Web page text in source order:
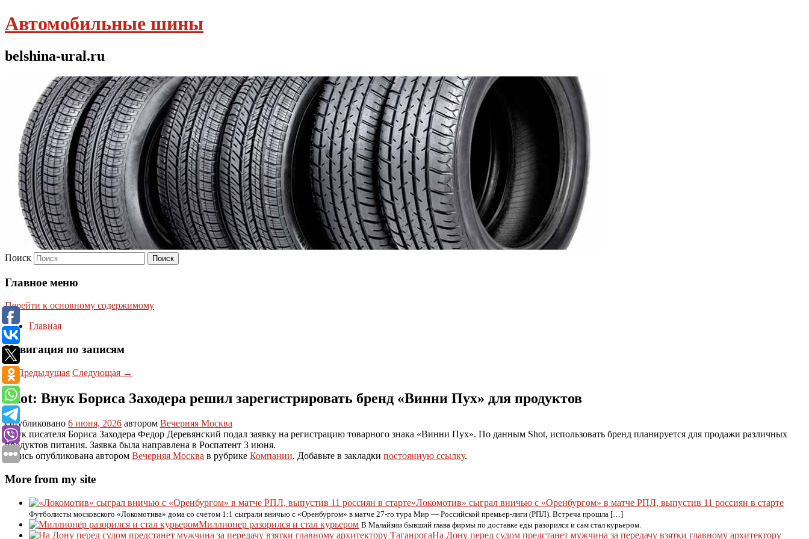
Автомобильные шины
belshina-ural.ru
Поиск
Главное меню
Перейти к основному содержимому
Главная
Навигация по записям
←Предыдущая Следующая →
Shot: Внук Бориса Заходера решил зарегистрировать бренд «Винни Пух» для продуктов
Опубликовано 6 июня, 2026 автором Вечерняя Москва
Внук писателя Бориса Заходера Федор Деревянский подал заявку на регистрацию товарного знака «Винни Пух». По данным Shot, использовать бренд планируется для продажи различных
продуктов питания. Заявка была направлена в Роспатент 3 июня.
Запись опубликована автором Вечерняя Москва в рубрике Компании. Добавьте в закладки постоянную ссылку.
More from my site
«Локомотив» сыграл вничью с «Оренбургом» в матче РПЛ, выпустив 11 россиян в старте
Футболисты московского «Локомотива» дома со счетом 1:1 сыграли вничью с «Оренбургом» в матче 27-го тура Мир — Российской премьер-лиги (РПЛ). Встреча прошла […]
Миллионер разорился и стал курьером В Малайзии бывший глава фирмы по доставке еды разорился и сам стал курьером.
На Дону перед судом предстанет мужчина за передачу взятки главному архитектору